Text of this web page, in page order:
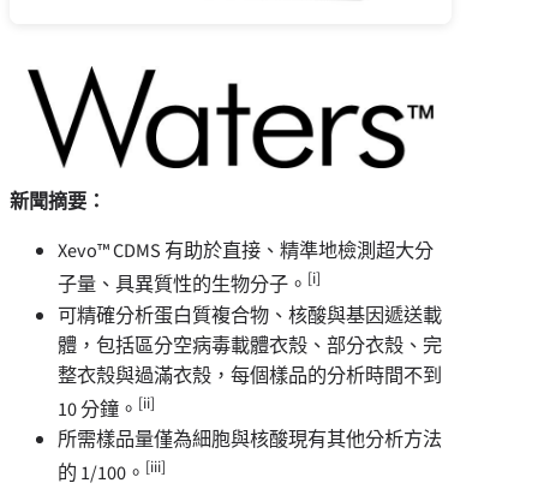
新聞摘要：
Xevo™ CDMS 有助於直接、精準地檢測超大分
子量、具異質性的生物分子。 [i]
可精確分析蛋白質複合物、核酸與基因遞送載
體，包括區分空病毒載體衣殼、部分衣殼、完
整衣殼與過滿衣殼，每個樣品的分析時間不到
10分鐘。 [ii]
所需樣品量僅為細胞與核酸現有其他分析方法
的 1/100 。 [iii]